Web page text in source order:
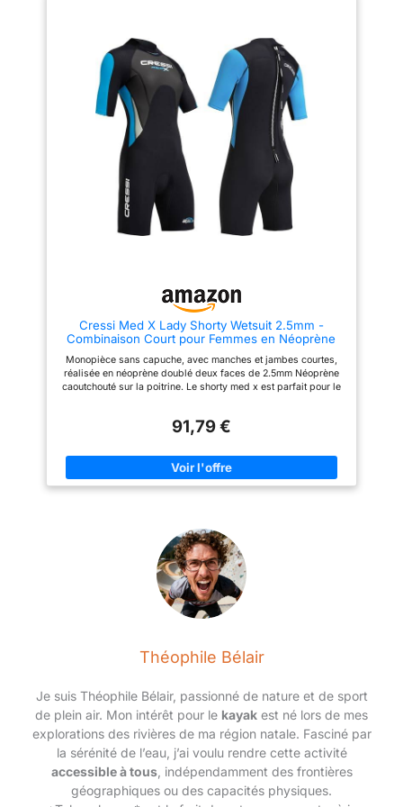
Trendy Man est
disponible en
différentes tailles
pour adultes et
enfants
pendant les activités
aquatiques PANNEAUX EN
ELASTANE POUR SOUPLESSE
ET CONFORT - Les zones
latérales, les manches et le col
sont conçus pour favoriser la
liberté de mouvement et aider à
réduire les frottements pendant
l’utilisation prolongée ZIP
FRONTAL YKK POUR
UTILISATION PRATIQUE -
Équipée d’une fermeture
frontale YKK conçue pour
faciliter l’enfilage et le retrait de
manière rapide et pratique
Développé sur la base de la
les combinaisons, les
équipements de snorkeling et
aquatiques, pour une utilisation
fiable et fonctionnelle
Cressi Med X Lady Shorty Wetsuit 2.5mm -
Combinaison Court pour Femmes en Néoprène
Monopièce sans capuche, avec manches et jambes courtes,
réalisée en néoprène doublé deux faces de 2.5mm Néoprène
caoutchouté sur la poitrine. Le shorty med x est parfait pour le
réglable avec fermeture velcro. Combinaison pour femme
91,79 €
Théophile Bélair
Je suis Théophile Bélair, passionné de nature et de sport
de plein air. Mon intérêt pour le kayak est né lors de mes
explorations des rivières de ma région natale. Fasciné par
la sérénité de l’eau, j’ai voulu rendre cette activité
accessible à tous, indépendamment des frontières
géographiques ou des capacités physiques.